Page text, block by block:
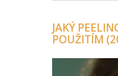
JAKÝ
POUŽITÍM